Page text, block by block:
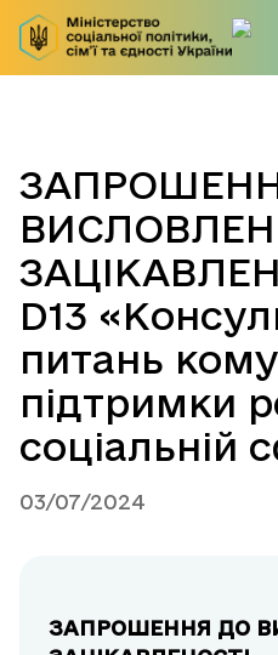
D13
питань
підтримки
соціальній
03/07/2024
ЗАПРОШЕННЯ ДО